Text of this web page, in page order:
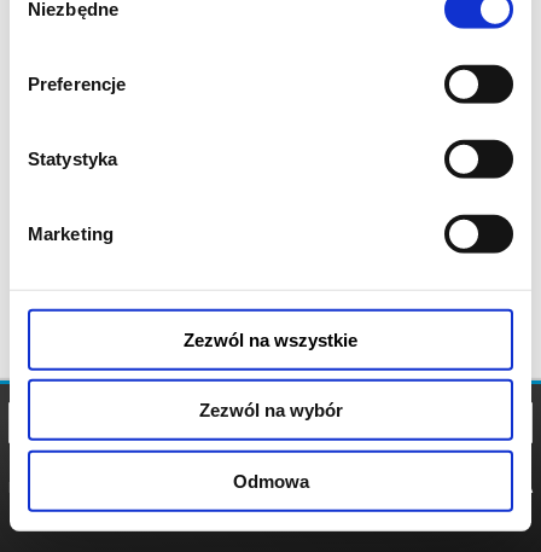
zgody
Niezbędne
Preferencje
Statystyka
Marketing
Zezwól na wszystkie
Zezwól na wybór
Odmowa
POLITYKA
POLITYKA